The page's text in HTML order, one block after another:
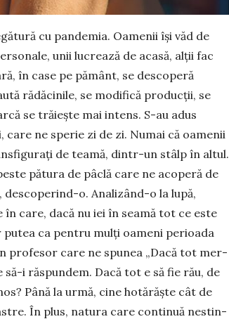
cu pandemia. Oamenii își văd de
unii lucrează de acasă, alții fac
în case pe pământ, se descoperă
rădăcinile, se modifică pro­duc­ții, se
se trăiește mai intens. S-au adus
ne sperie zi de zi. Numai că oa­menii
de teamă, dintr-un stâlp în altul.
pătura de pâclă care ne aco­peră de
des­coperind-o. Anali­zând-o la lupă,
care, dacă nu iei în seamă tot ce este
ca pen­tru mulți oa­meni perioada
profesor care ne spu­nea „Dacă tot mer­
să-i răs­pundem. Dacă tot e să fie rău, de
Până la urmă, cine hotărăște cât de
În plus, na­tura care continuă nestin­